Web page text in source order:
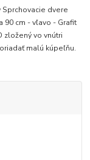
dvere
90 cm - vľavo - Grafit
zložený vo vnútri
malú kúpeľňu.